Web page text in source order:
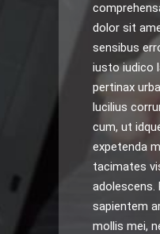
dolor sit
sensibus
iusto iudico
pertinax
lucilius
cum, ut
expetenda
tacimates
adolescens.
sapientem
mollis mei,